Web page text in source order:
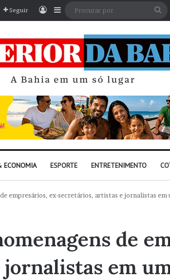
Seguir EntrarBarra Lateral
ECONOMIA ESPORTE ENTRETENIMENTO
empresários, ex-secretários, artistas e jornalistas em
de
em